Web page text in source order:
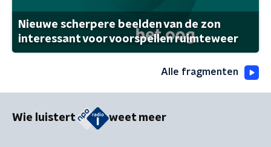
Nieuwe scherpere beelden van de zon
interessant voor voorspellen ruimteweer
Alle fragmenten
Wie luistert weet meer